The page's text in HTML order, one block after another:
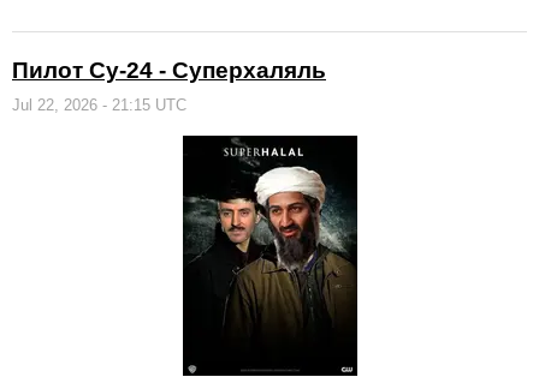
Пилот Су-24 - Суперхаляль
Jul 22, 2026 - 21:15 UTC